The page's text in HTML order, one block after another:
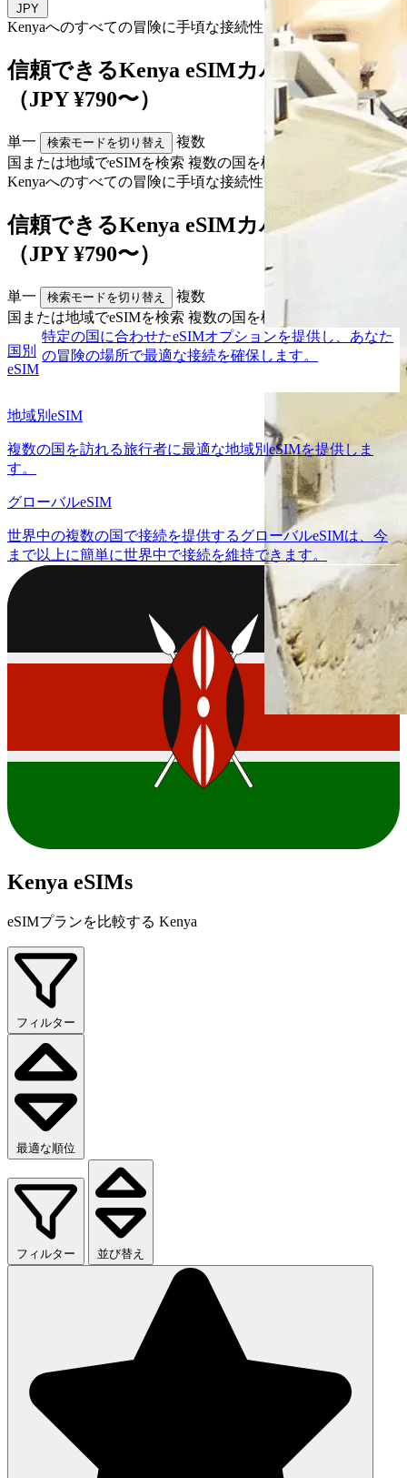
JPY
Kenyaへのすべての冒険に手頃な接続性
信頼できるKenya eSIMカバレッジ
（JPY ¥790〜）
単一 検索モードを切り替え
複数
国または地域でeSIMを検索 複数の国を検索
Kenyaへのすべての冒険に手頃な接続性
信頼できるKenya eSIMカバレッジ
（JPY ¥790〜）
単一 検索モードを切り替え
複数
国または地域でeSIMを検索 複数の国を検索
国別
eSIM
特定の国に合わせたeSIMオプションを提供し、あなた
の冒険の場所で最適な接続を確保します。
地域別eSIM
複数の国を訪れる旅行者に最適な地域別eSIMを提供しま
す。
グローバルeSIM
世界中の複数の国で接続を提供するグローバルeSIMは、今
まで以上に簡単に世界中で接続を維持できます。
Kenya eSIMs
eSIMプランを比較する Kenya
フィルター
最適な順位
フィルター 並び替え